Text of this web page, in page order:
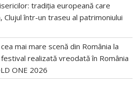
tradiția europeană care
într-un traseu al patrimoniului
mai mare scenă din România la
realizată vreodată în România
ONE 2026